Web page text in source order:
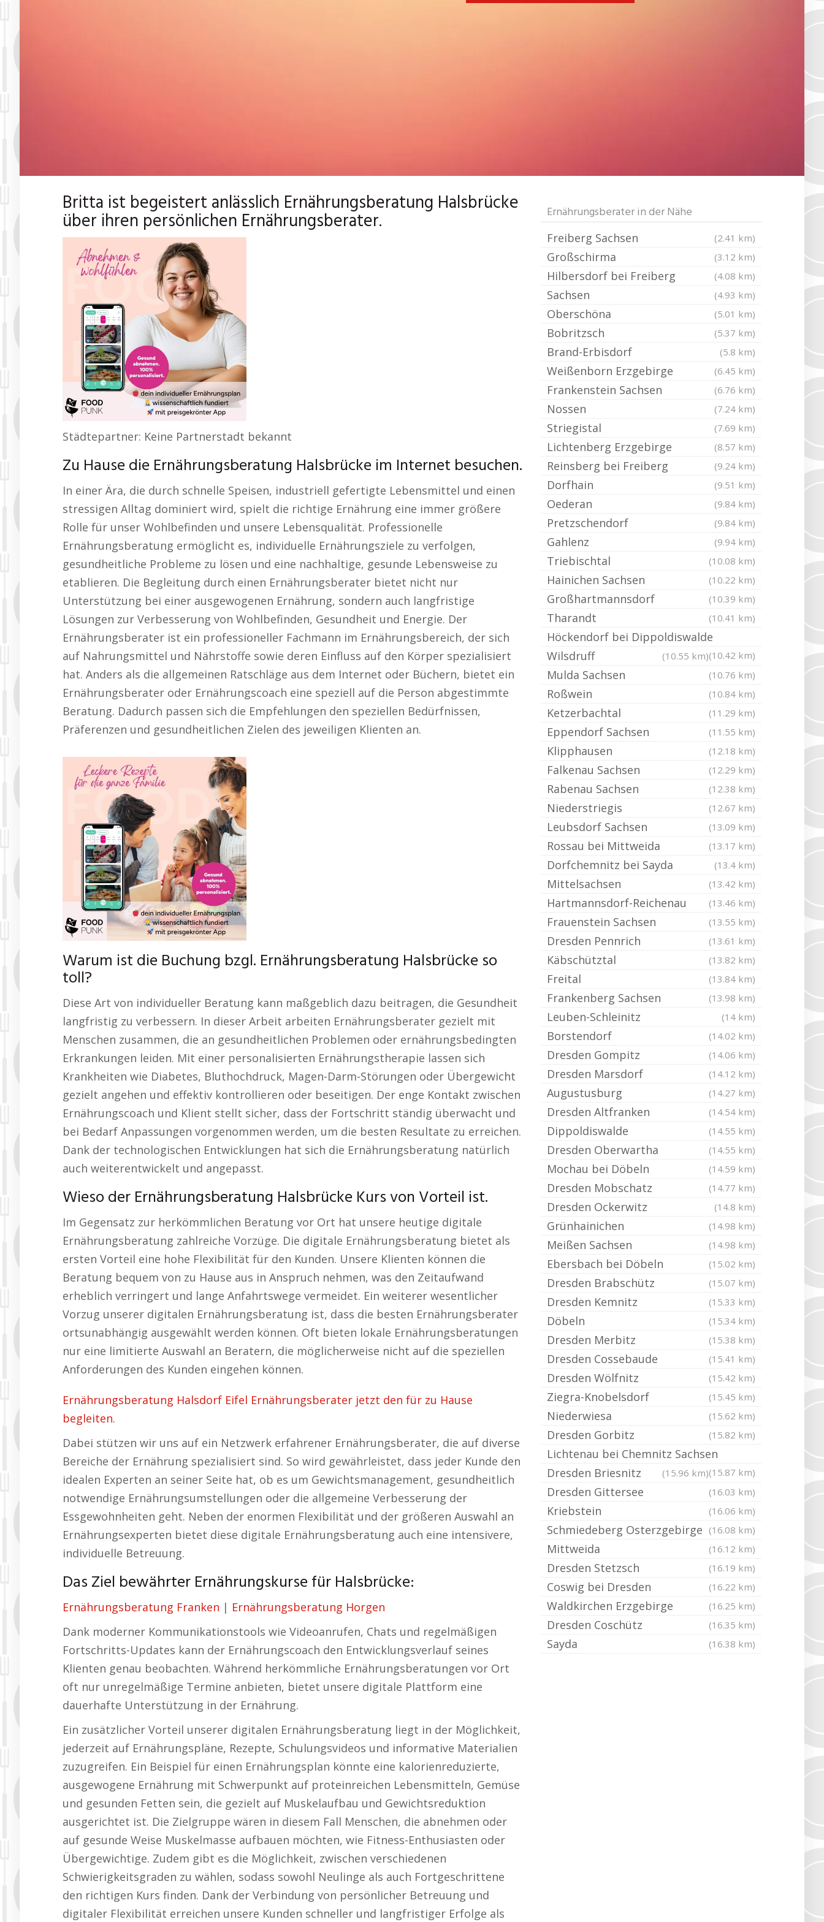
Britta ist begeistert anlässlich Ernährungsberatung Halsbrücke
über ihren persönlichen Ernährungsberater.
Städtepartner: Keine Partnerstadt bekannt
Zu Hause die Ernährungsberatung Halsbrücke im Internet besuchen.
In einer Ära, die durch schnelle Speisen, industriell gefertigte Lebensmittel und einen
stressigen Alltag dominiert wird, spielt die richtige Ernährung eine immer größere
Rolle für unser Wohlbefinden und unsere Lebensqualität. Professionelle
Ernährungsberatung ermöglicht es, individuelle Ernährungsziele zu verfolgen,
gesundheitliche Probleme zu lösen und eine nachhaltige, gesunde Lebensweise zu
etablieren. Die Begleitung durch einen Ernährungsberater bietet nicht nur
Unterstützung bei einer ausgewogenen Ernährung, sondern auch langfristige
Lösungen zur Verbesserung von Wohlbefinden, Gesundheit und Energie. Der
Ernährungsberater ist ein professioneller Fachmann im Ernährungsbereich, der sich
auf Nahrungsmittel und Nährstoffe sowie deren Einfluss auf den Körper spezialisiert
hat. Anders als die allgemeinen Ratschläge aus dem Internet oder Büchern, bietet ein
Ernährungsberater oder Ernährungscoach eine speziell auf die Person abgestimmte
Beratung. Dadurch passen sich die Empfehlungen den speziellen Bedürfnissen,
Präferenzen und gesundheitlichen Zielen des jeweiligen Klienten an.
Warum ist die Buchung bzgl. Ernährungsberatung Halsbrücke so
toll?
Diese Art von individueller Beratung kann maßgeblich dazu beitragen, die Gesundheit
langfristig zu verbessern. In dieser Arbeit arbeiten Ernährungsberater gezielt mit
Menschen zusammen, die an gesundheitlichen Problemen oder ernährungsbedingten
Erkrankungen leiden. Mit einer personalisierten Ernährungstherapie lassen sich
Krankheiten wie Diabetes, Bluthochdruck, Magen-Darm-Störungen oder Übergewicht
gezielt angehen und effektiv kontrollieren oder beseitigen. Der enge Kontakt zwischen
Ernährungscoach und Klient stellt sicher, dass der Fortschritt ständig überwacht und
bei Bedarf Anpassungen vorgenommen werden, um die besten Resultate zu erreichen.
Dank der technologischen Entwicklungen hat sich die Ernährungsberatung natürlich
auch weiterentwickelt und angepasst.
Wieso der Ernährungsberatung Halsbrücke Kurs von Vorteil ist.
Im Gegensatz zur herkömmlichen Beratung vor Ort hat unsere heutige digitale
Ernährungsberatung zahlreiche Vorzüge. Die digitale Ernährungsberatung bietet als
ersten Vorteil eine hohe Flexibilität für den Kunden. Unsere Klienten können die
Beratung bequem von zu Hause aus in Anspruch nehmen, was den Zeitaufwand
erheblich verringert und lange Anfahrtswege vermeidet. Ein weiterer wesentlicher
Vorzug unserer digitalen Ernährungsberatung ist, dass die besten Ernährungsberater
ortsunabhängig ausgewählt werden können. Oft bieten lokale Ernährungsberatungen
nur eine limitierte Auswahl an Beratern, die möglicherweise nicht auf die speziellen
Anforderungen des Kunden eingehen können.
Ernährungsberatung Halsdorf Eifel Ernährungsberater jetzt den für zu Hause
begleiten.
Dabei stützen wir uns auf ein Netzwerk erfahrener Ernährungsberater, die auf diverse
Bereiche der Ernährung spezialisiert sind. So wird gewährleistet, dass jeder Kunde den
idealen Experten an seiner Seite hat, ob es um Gewichtsmanagement, gesundheitlich
notwendige Ernährungsumstellungen oder die allgemeine Verbesserung der
Essgewohnheiten geht. Neben der enormen Flexibilität und der größeren Auswahl an
Ernährungsexperten bietet diese digitale Ernährungsberatung auch eine intensivere,
individuelle Betreuung.
Das Ziel bewährter Ernährungskurse für Halsbrücke:
Ernährungsberatung Franken | Ernährungsberatung Horgen
Dank moderner Kommunikationstools wie Videoanrufen, Chats und regelmäßigen
Fortschritts-Updates kann der Ernährungscoach den Entwicklungsverlauf seines
Klienten genau beobachten. Während herkömmliche Ernährungsberatungen vor Ort
oft nur unregelmäßige Termine anbieten, bietet unsere digitale Plattform eine
dauerhafte Unterstützung in der Ernährung.
Ein zusätzlicher Vorteil unserer digitalen Ernährungsberatung liegt in der Möglichkeit,
jederzeit auf Ernährungspläne, Rezepte, Schulungsvideos und informative Materialien
zuzugreifen. Ein Beispiel für einen Ernährungsplan könnte eine kalorienreduzierte,
ausgewogene Ernährung mit Schwerpunkt auf proteinreichen Lebensmitteln, Gemüse
und gesunden Fetten sein, die gezielt auf Muskelaufbau und Gewichtsreduktion
ausgerichtet ist. Die Zielgruppe wären in diesem Fall Menschen, die abnehmen oder
auf gesunde Weise Muskelmasse aufbauen möchten, wie Fitness-Enthusiasten oder
Übergewichtige. Zudem gibt es die Möglichkeit, zwischen verschiedenen
Schwierigkeitsgraden zu wählen, sodass sowohl Neulinge als auch Fortgeschrittene
den richtigen Kurs finden. Dank der Verbindung von persönlicher Betreuung und
digitaler Flexibilität erreichen unsere Kunden schneller und langfristiger Erfolge als
Ernährungsberater in der Nähe
Freiberg Sachsen (2.41 km)
Großschirma (3.12 km)
Hilbersdorf bei Freiberg (4.08 km)
Sachsen (4.93 km)
Oberschöna (5.01 km)
Bobritzsch (5.37 km)
Brand-Erbisdorf (5.8 km)
Weißenborn Erzgebirge (6.45 km)
Frankenstein Sachsen (6.76 km)
Nossen (7.24 km)
Striegistal (7.69 km)
Lichtenberg Erzgebirge (8.57 km)
Reinsberg bei Freiberg (9.24 km)
Dorfhain (9.51 km)
Oederan (9.84 km)
Pretzschendorf (9.84 km)
Gahlenz (9.94 km)
Triebischtal (10.08 km)
Hainichen Sachsen (10.22 km)
Großhartmannsdorf (10.39 km)
Tharandt (10.41 km)
Höckendorf bei Dippoldiswalde
(10.42 km)
Wilsdruff (10.55 km)
Mulda Sachsen (10.76 km)
Roßwein (10.84 km)
Ketzerbachtal (11.29 km)
Eppendorf Sachsen (11.55 km)
Klipphausen (12.18 km)
Falkenau Sachsen (12.29 km)
Rabenau Sachsen (12.38 km)
Niederstriegis (12.67 km)
Leubsdorf Sachsen (13.09 km)
Rossau bei Mittweida (13.17 km)
Dorfchemnitz bei Sayda (13.4 km)
Mittelsachsen (13.42 km)
Hartmannsdorf-Reichenau (13.46 km)
Frauenstein Sachsen (13.55 km)
Dresden Pennrich (13.61 km)
Käbschütztal (13.82 km)
Freital (13.84 km)
Frankenberg Sachsen (13.98 km)
Leuben-Schleinitz (14 km)
Borstendorf (14.02 km)
Dresden Gompitz (14.06 km)
Dresden Marsdorf (14.12 km)
Augustusburg (14.27 km)
Dresden Altfranken (14.54 km)
Dippoldiswalde (14.55 km)
Dresden Oberwartha (14.55 km)
Mochau bei Döbeln (14.59 km)
Dresden Mobschatz (14.77 km)
Dresden Ockerwitz (14.8 km)
Grünhainichen (14.98 km)
Meißen Sachsen (14.98 km)
Ebersbach bei Döbeln (15.02 km)
Dresden Brabschütz (15.07 km)
Dresden Kemnitz (15.33 km)
Döbeln (15.34 km)
Dresden Merbitz (15.38 km)
Dresden Cossebaude (15.41 km)
Dresden Wölfnitz (15.42 km)
Ziegra-Knobelsdorf (15.45 km)
Niederwiesa (15.62 km)
Dresden Gorbitz (15.82 km)
Lichtenau bei Chemnitz Sachsen
(15.87 km)
Dresden Briesnitz (15.96 km)
Dresden Gittersee (16.03 km)
Kriebstein (16.06 km)
Schmiedeberg Osterzgebirge (16.08 km)
Mittweida (16.12 km)
Dresden Stetzsch (16.19 km)
Coswig bei Dresden (16.22 km)
Waldkirchen Erzgebirge (16.25 km)
Dresden Coschütz (16.35 km)
Sayda (16.38 km)